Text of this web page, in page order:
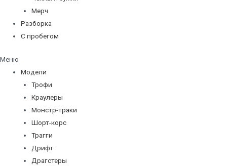
Мерч
Разборка
С пробегом
Меню
Модели
Трофи
Краулеры
Монстр-траки
Шорт-корс
Трагги
Дрифт
Драгстеры